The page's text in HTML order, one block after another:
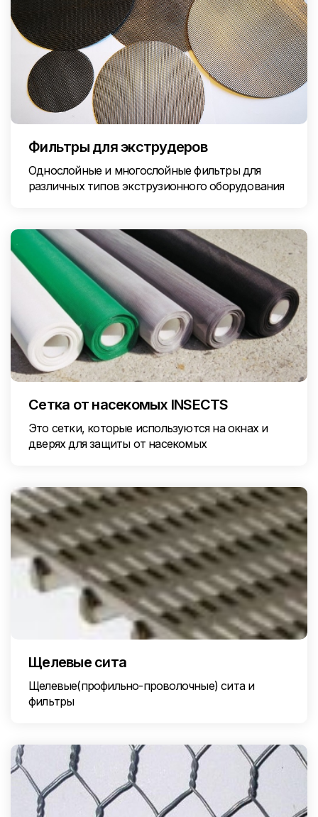
Фильтры для экструдеров
Однослойные и многослойные фильтры для
различных типов экструзионного оборудования
Сетка от насекомых INSECTS
Это сетки, которые используются на окнах и
дверях для защиты от насекомых
Щелевые сита
Щелевые(профильно-проволочные) сита и
фильтры